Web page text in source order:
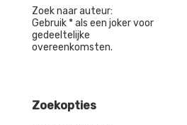
Zoek naar auteur:
Gebruik * als een joker voor
gedeeltelijke
overeenkomsten.
Zoekopties